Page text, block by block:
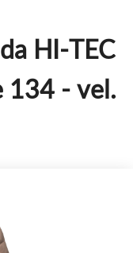
HI-TEC
134 - vel.